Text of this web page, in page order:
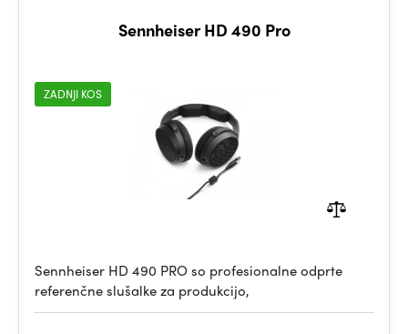
Sennheiser HD 490 Pro
ZADNJI KOS
Sennheiser HD 490 PRO so profesionalne odprte
referenčne slušalke za produkcijo,